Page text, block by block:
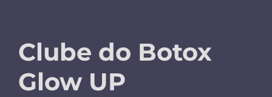
Clube do Botox
Glow UP